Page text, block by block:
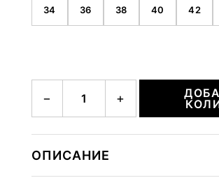
34 36 38 40 42
− +
ОПИСАНИЕ